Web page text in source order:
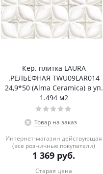
Кер. плитка LAURA
.РЕЛЬЕФНАЯ TWU09LAR014
24,9*50 (Alma Ceramica) в уп.
1.494 м2
Товар на заказ
Интернет-магазин действующая
(все розничные покупатели)
1 369 руб.
Старая цена